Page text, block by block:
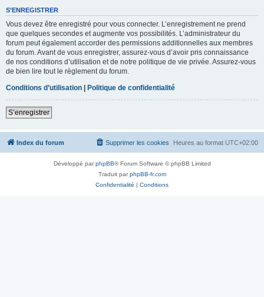
S’ENREGISTRER
Vous devez être enregistré pour vous connecter. L’enregistrement ne prend
que quelques secondes et augmente vos possibilités. L’administrateur du
forum peut également accorder des permissions additionnelles aux membres
du forum. Avant de vous enregistrer, assurez-vous d’avoir pris connaissance
de nos conditions d’utilisation et de notre politique de vie privée. Assurez-vous
de bien lire tout le règlement du forum.
Conditions d’utilisation | Politique de confidentialité
S’enregistrer
Index du forum Heures au format UTC+02:00
Supprimer les cookies
Développé parphpBB® Forum Software © phpBB Limited
Traduit parphpBB-fr.com
Confidentialité | Conditions